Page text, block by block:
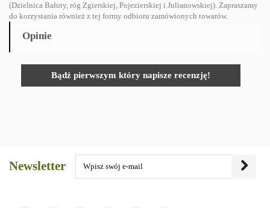
(Dzielnica Bałuty, róg Zgierskiej, Pojezierskiej i Julianowskiej). Zapraszamy
do korzystania również z tej formy odbioru zamówionych towarów.
Opinie
Bądź pierwszym który napisze recenzję!
Newsletter